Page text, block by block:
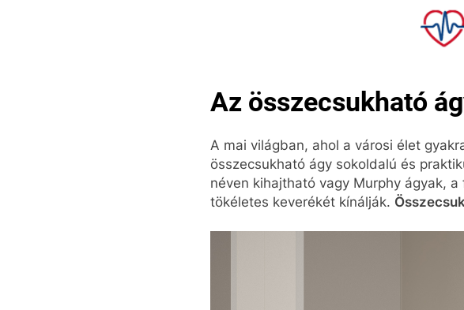
Az összecsukható
A mai világban, ahol a városi élet
összecsukható ágy sokoldalú és
néven kihajtható vagy Murphy ágyak,
tökéletes keverékét kínálják.